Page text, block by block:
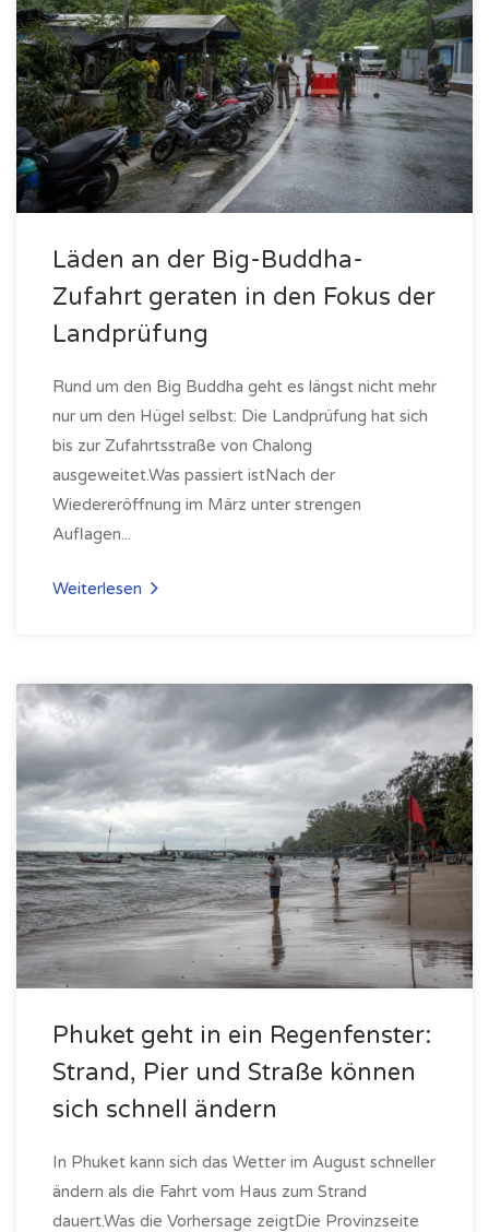
Läden an der Big-Buddha-
Zufahrt geraten in den Fokus der
Landprüfung
Rund um den Big Buddha geht es längst nicht mehr
nur um den Hügel selbst: Die Landprüfung hat sich
bis zur Zufahrtsstraße von Chalong
ausgeweitet.Was passiert istNach der
Wiedereröffnung im März unter strengen
Auflagen...
Weiterlesen
Phuket geht in ein Regenfenster:
Strand, Pier und Straße können
sich schnell ändern
In Phuket kann sich das Wetter im August schneller
ändern als die Fahrt vom Haus zum Strand
dauert.Was die Vorhersage zeigtDie Provinzseite